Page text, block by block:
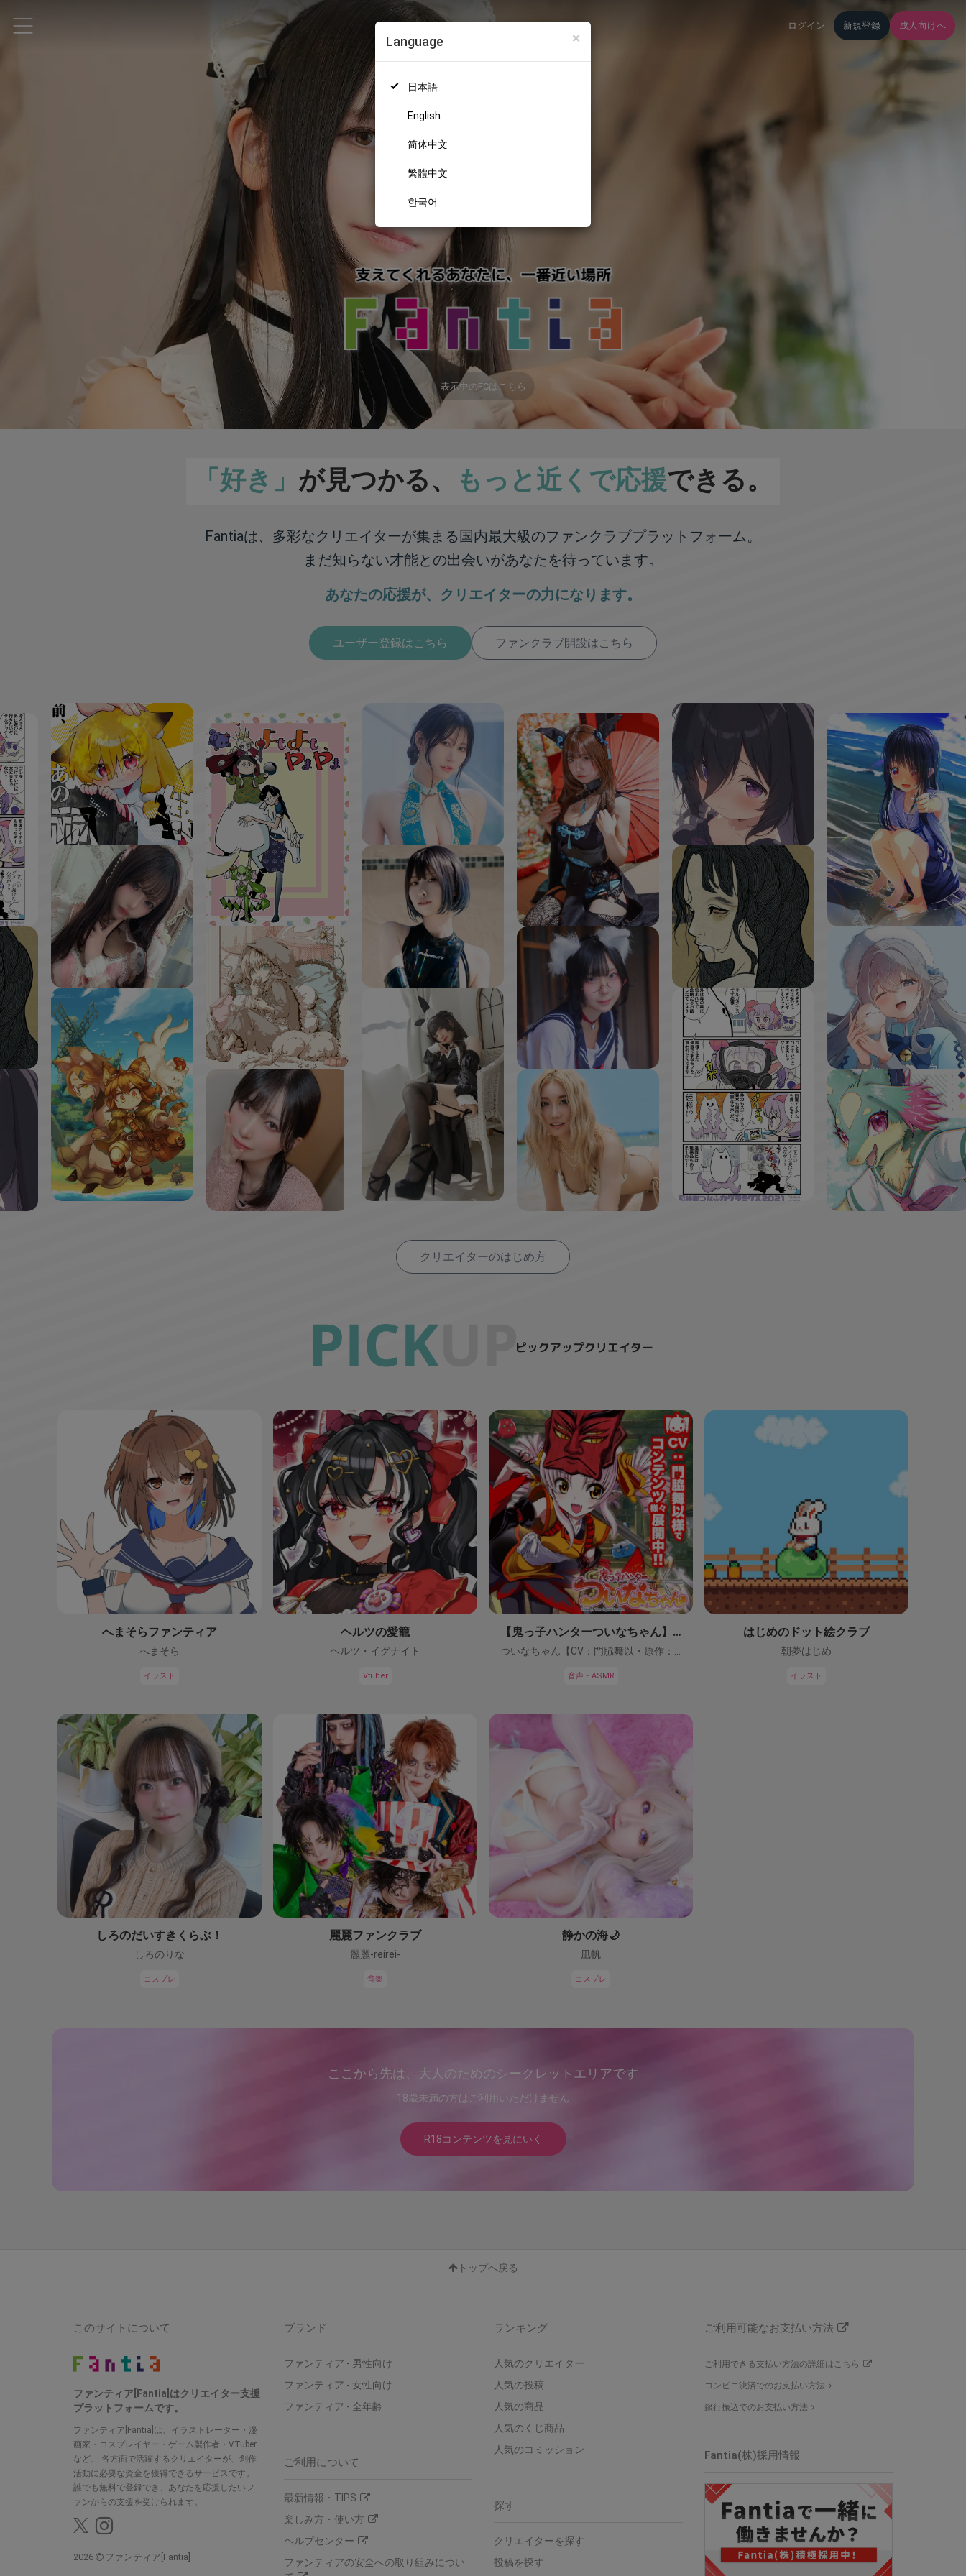
×
Language
日本語
English
简体中文
繁體中文
한국어
ログイン 新規登録 成人向けへ
表示中のFCはこちら
「好き」 が見つかる、 もっと近くで応援できる。
Fantiaは、多彩なクリエイターが集まる国内最大級のファンクラブプラットフォーム。
まだ知らない才能との出会いがあなたを待っています。
あなたの応援が、 クリエイターの力になります。
ユーザー登録はこちら ファンクラブ開設はこちら
クリエイターのはじめ方
へまそらファンティア
へまそら
イラスト
ヘルツの愛籠
ヘルツ・イグナイト
Vtuber
【鬼っ子ハンターついなちゃん】（CV：門脇舞以）プロジェクト！
音声・ASMR
はじめのドット絵クラブ
朝夢はじめ
イラスト
しろのだいすきくらぶ！
しろのりな
コスプレ
麗麗ファンクラブ
麗麗-reirei-
音楽
静かの海🌙
凪帆
コスプレ
ここから先は、大人のためのシークレットエリアです
18歳未満の方はご利用いただけません
R18コンテンツを見にいく
トップへ戻る
ブランド
ファンティア - 男性向け
ファンティア - 女性向け
ファンティア - 全年齢
ご利用について
最新情報・TIPS
楽しみ方・使い方
ヘルプセンター
ファンティアの安全への取り組みについ
ランキング
人気のクリエイター
人気の投稿
人気の商品
人気のくじ商品
人気のコミッション
探す
クリエイターを探す
投稿を探す
ご利用可能なお支払い方法
ご利用できる支払い方法の詳細はこちら
コンビニ決済でのお支払い方法
銀行振込でのお支払い方法
Fantia(株)採用情報
このサイトについて
ファンティア[Fantia]はクリエイター支援
プラットフォームです。
ファンティア[Fantia]は、イラストレーター・漫
画家・コスプレイヤー・ゲーム製作者・VTuber
など、 各方面で活躍するクリエイターが、創作
活動に必要な資金を獲得できるサービスです。
誰でも無料で登録でき、あなたを応援したいフ
ァンからの支援を受けられます。
2026 ファンティア[Fantia]